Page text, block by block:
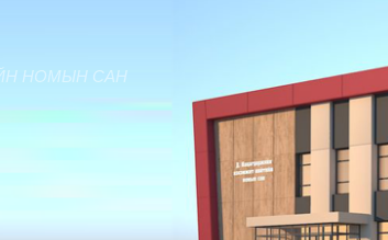
НОМЫН САН